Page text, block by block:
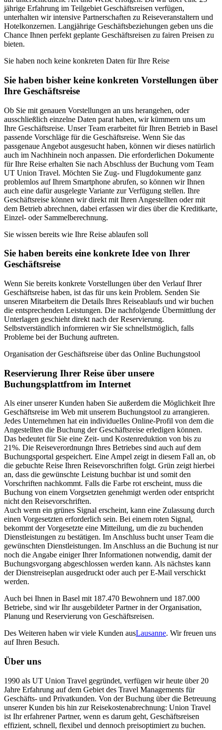
jährige Erfahrung im Teilgebiet Geschäftsreisen verfügen,
unterhalten wir intensive Partnerschaften zu Reiseveranstaltern und
Hotelkonzernen. Langjährige Geschäftsbeziehungen geben uns die
Chance Ihnen perfekt geplante Geschäftsreisen zu fairen Preisen zu
bieten.
Sie haben noch keine konkreten Daten für Ihre Reise
Sie haben bisher keine konkreten Vorstellungen über
Ihre Geschäftsreise
Ob Sie mit genauen Vorstellungen an uns herangehen, oder
ausschließlich einzelne Daten parat haben, wir kümmern uns um
Ihre Geschäftsreise. Unser Team erarbeitet für Ihren Betrieb in Basel
passende Vorschläge für die Geschäftsreise. Wenn Sie das
passgenaue Angebot ausgesucht haben, können wir dieses natürlich
auch im Nachhinein noch anpassen. Die erforderlichen Dokumente
für Ihre Reise erhalten Sie nach Abschluss der Buchung vom Team
UT Union Travel. Möchten Sie Zug- und Flugdokumente ganz
problemlos auf Ihrem Smartphone abrufen, so können wir Ihnen
auch eine dafür ausgelegte Variante zur Verfügung stellen. Ihre
Geschäftsreise können wir direkt mit Ihren Angestellten oder mit
dem Betrieb abrechnen, dabei erfassen wir dies über die Kreditkarte,
Einzel- oder Sammelberechnung.
Sie wissen bereits wie Ihre Reise ablaufen soll
Sie haben bereits eine konkrete Idee von Ihrer
Geschäftsreise
Wenn Sie bereits konkrete Vorstellungen über den Verlauf Ihrer
Geschäftsreise haben, ist das für uns kein Problem. Senden Sie
unseren Mitarbeitern die Details Ihres Reiseablaufs und wir buchen
die entsprechenden Leistungen. Die nachfolgende Übermittlung der
Unterlagen geschieht direkt nach der Reservierung.
Selbstverständlich informieren wir Sie schnellstmöglich, falls
Probleme bei der Buchung auftreten.
Organisation der Geschäftsreise über das Online Buchungstool
Reservierung Ihrer Reise über unsere
Buchungsplattfrom im Internet
Als einer unserer Kunden haben Sie außerdem die Möglichkeit Ihre
Geschäftsreise im Web mit unserem Buchungstool zu arrangieren.
Jedes Unternehmen hat ein individuelles Online-Profil von dem die
Angestellten die Buchung der Geschäftsreise erledigen können.
Das bedeutet für Sie eine Zeit- und Kostenreduktion von bis zu
21%. Die Reiseverordnungn Ihres Betriebes sind auch auf dem
Buchungsportal gespeichert. Eine Ampel zeigt in diesem Fall an, ob
die gebuchte Reise Ihren Reisevorschriften folgt. Grün zeigt hierbei
an, dass die gewünschte Leistung buchbar ist und somit den
Vorschriften nachkommt. Falls die Farbe rot erscheint, muss die
Buchung von einem Vorgsetzten genehmigt werden oder entspricht
nicht den Reisevorschriften.
Auch wenn ein grünes Signal erscheint, kann eine Zulassung durch
einen Vorgesetzten erforderlich sein. Bei einem roten Signal,
bekommt der Vorgesetzte eine Mitteilung, um die zu buchenden
Dienstleistungen zu bestätigen. Im Anschluss bucht unser Team die
gewünschten Dienstleistungen. Im Anschluss an die Buchung ist nur
noch die Angabe einiger Ihrer Informationen notwendig, damit der
Buchungsvorgang abgeschlossen werden kann. Als nächstes kann
der Dienstreiseplan ausgedruckt oder auch per E-Mail verschickt
werden.
Auch bei Ihnen in Basel mit 187.470 Bewohnern und 187.000
Betriebe, sind wir Ihr ausgebildeter Partner in der Organisation,
Planung und Reservierung von Geschäftsreisen.
Des Weiteren haben wir viele Kunden ausLausanne. Wir freuen uns
auf Ihren Besuch.
Über uns
1990 als UT Union Travel gegründet, verfügen wir heute über 20
Jahre Erfahrung auf dem Gebiet des Travel Managements für
Geschäfts- und Privatkunden. Von der Buchung über die Betreuung
unserer Kunden bis hin zur Reisekostenabrechnung: Union Travel
ist Ihr erfahrener Partner, wenn es darum geht, Geschäftsreisen
effizient, schnell, flexibel und dennoch preisoptimiert zu buchen.